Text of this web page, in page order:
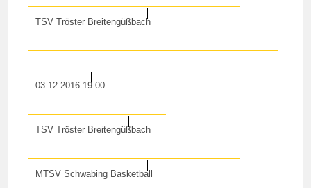
TSV Tröster Breitengüßbach
03.12.2016 19:00
TSV Tröster Breitengüßbach
MTSV Schwabing Basketball